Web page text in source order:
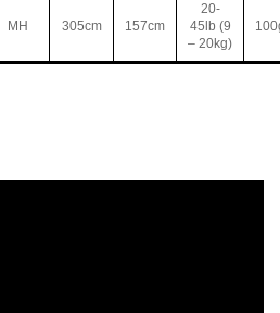
MH 305cm 157cm
20-
45lb (9
– 20kg)